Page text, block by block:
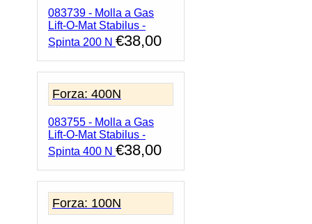
083739 - Molla a Gas
Lift-O-Mat Stabilus -
Spinta 200 N €38,00
Forza: 400N
083755 - Molla a Gas
Lift-O-Mat Stabilus -
Spinta 400 N €38,00
Forza: 100N